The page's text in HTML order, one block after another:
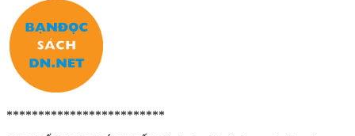
*************************